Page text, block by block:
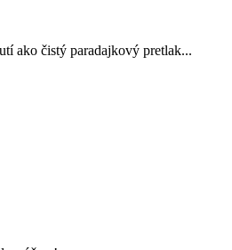
ako čistý paradajkový pretlak...